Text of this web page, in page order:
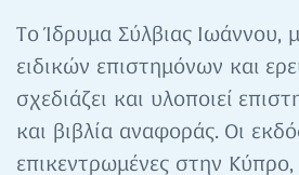
Το Ίδρυμα Σύλβιας Ιωάννου,
ειδικών επιστημόνων και
σχεδιάζει και υλοποιεί
και βιβλία αναφοράς. Οι
επικεντρωμένες στην Κύπρο,